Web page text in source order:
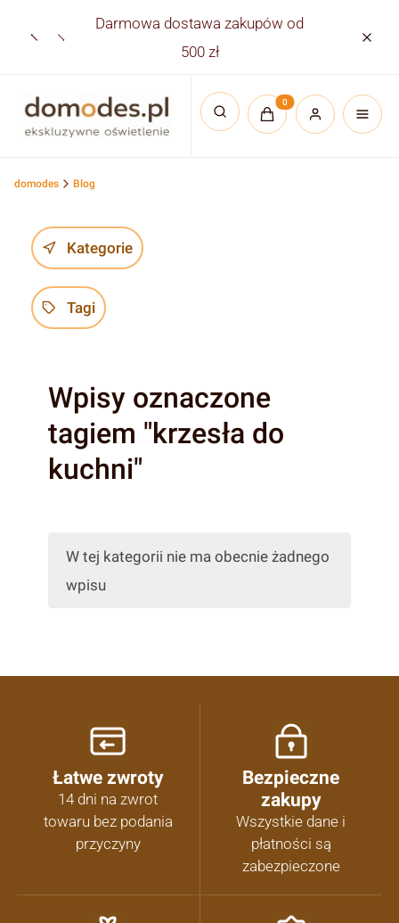
Darmowa dostawa zakupów od
500 zł
Otwórz wyszukiwarkę
Produkty w
domodes Blog
Kategorie
Tagi
Wpisy oznaczone
tagiem "krzesła do
kuchni"
W tej kategorii nie ma obecnie żadnego
wpisu
Łatwe zwroty
14 dni na zwrot
towaru bez podania
przyczyny
Bezpieczne
zakupy
Wszystkie dane i
płatności są
zabezpieczone